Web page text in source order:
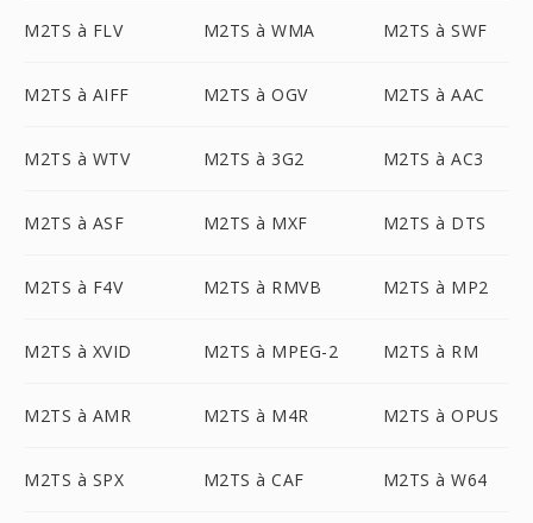
M2TS à FLV M2TS à WMA M2TS à SWF
M2TS à AIFF M2TS à OGV M2TS à AAC
M2TS à WTV M2TS à 3G2 M2TS à AC3
M2TS à ASF M2TS à MXF M2TS à DTS
M2TS à F4V M2TS à RMVB M2TS à MP2
M2TS à XVID M2TS à MPEG-2 M2TS à RM
M2TS à AMR M2TS à M4R M2TS à OPUS
M2TS à SPX M2TS à CAF M2TS à W64